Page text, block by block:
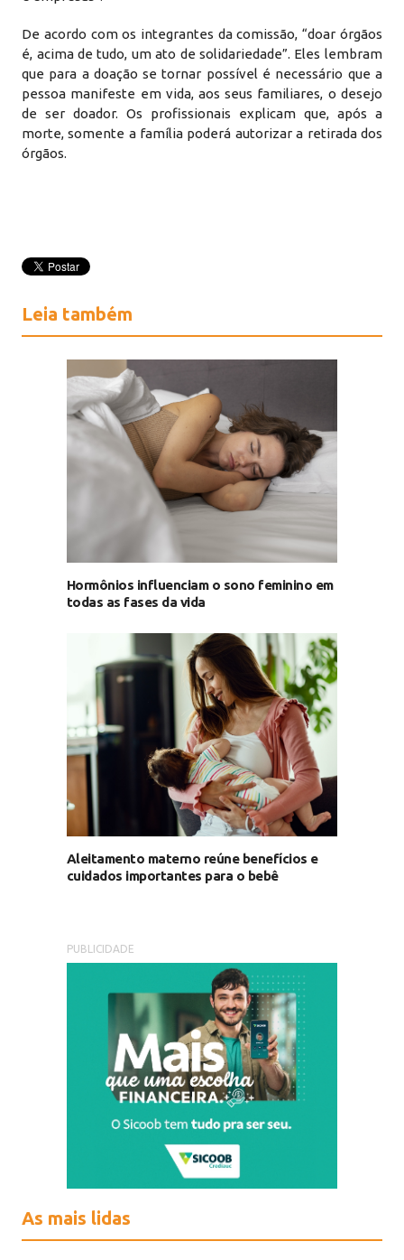
De acordo com os integrantes da comissão, “doar órgãos
é, acima de tudo, um ato de solidariedade”. Eles lembram
que para a doação se tornar possível é necessário que a
pessoa manifeste em vida, aos seus familiares, o desejo
de ser doador. Os profissionais explicam que, após a
morte, somente a família poderá autorizar a retirada dos
órgãos.
Leia também
Hormônios influenciam o sono feminino em
todas as fases da vida
Aleitamento materno reúne benefícios e
cuidados importantes para o bebê
PUBLICIDADE
As mais lidas